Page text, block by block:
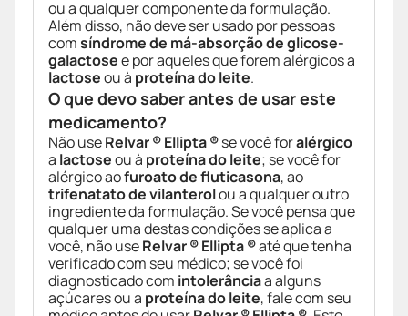
ou a qualquer componente da formulação.
Além disso, não deve ser usado por pessoas
comsíndrome de má-absorção de glicose-
galactosee por aqueles que forem alérgicos a
lactoseou à proteína do leite.
O que devo saber antes de usar este
medicamento?
Não useRelvar ® Ellipta ®se você foralérgico
a lactoseou à proteína do leite; se você for
alérgico aofuroato de fluticasona, ao
trifenatato de vilanterolou a qualquer outro
ingrediente da formulação. Se você pensa que
qualquer uma destas condições se aplica a
você, não useRelvar ® Ellipta ®até que tenha
verificado com seu médico; se você foi
diagnosticado com intolerânciaa alguns
açúcares ou a proteína do leite, fale com seu